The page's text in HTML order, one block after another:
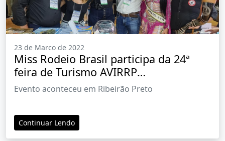
23 de Marco de 2022
Miss Rodeio Brasil participa da 24ª
feira de Turismo AVIRRP
representando a Festa do Peão de
Evento aconteceu em Ribeirão Preto
Continuar Lendo